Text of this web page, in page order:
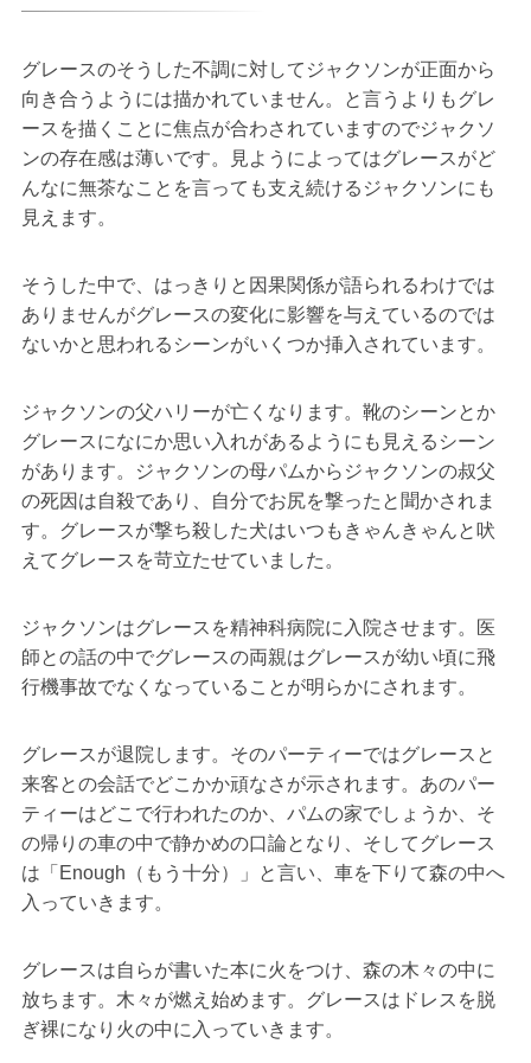
グレースのそうした不調に対してジャクソンが正面から
向き合うようには描かれていません。と言うよりもグレ
ースを描くことに焦点が合わされていますのでジャクソ
ンの存在感は薄いです。見ようによってはグレースがど
んなに無茶なことを言っても支え続けるジャクソンにも
見えます。
そうした中で、はっきりと因果関係が語られるわけでは
ありませんがグレースの変化に影響を与えているのでは
ないかと思われるシーンがいくつか挿入されています。
ジャクソンの父ハリーが亡くなります。靴のシーンとか
グレースになにか思い入れがあるようにも見えるシーン
があります。ジャクソンの母パムからジャクソンの叔父
の死因は自殺であり、自分でお尻を撃ったと聞かされま
す。グレースが撃ち殺した犬はいつもきゃんきゃんと吠
えてグレースを苛立たせていました。
ジャクソンはグレースを精神科病院に入院させます。医
師との話の中でグレースの両親はグレースが幼い頃に飛
行機事故でなくなっていることが明らかにされます。
グレースが退院します。そのパーティーではグレースと
来客との会話でどこかか頑なさが示されます。あのパー
ティーはどこで行われたのか、パムの家でしょうか、そ
の帰りの車の中で静かめの口論となり、そしてグレース
は「Enough（もう十分）」と言い、車を下りて森の中へ
入っていきます。
グレースは自らが書いた本に火をつけ、森の木々の中に
放ちます。木々が燃え始めます。グレースはドレスを脱
ぎ裸になり火の中に入っていきます。